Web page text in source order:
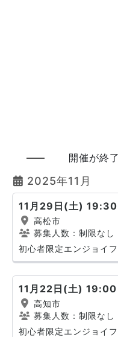
開催が終
2025年11月
11月29日(土)
高松市
募集人数：制限なし
初心者限定エンジョイ
11月22日(土)
高知市
募集人数：制限なし
初心者限定エンジョイ